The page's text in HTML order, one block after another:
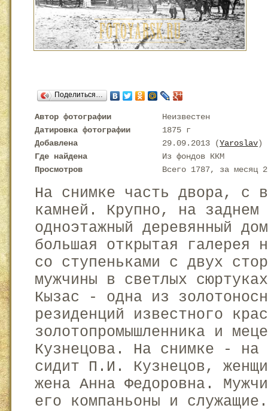
Поделиться…
Автор фотографии
Неизвестен
Датировка фотографии
1875 г
Добавлена
29.09.2013 (Yaroslav)
Где найдена
Из фондов ККМ
Просмотров
Всего 1787, за месяц
На снимке часть двора, с
камней. Крупно, на заднем
одноэтажный деревянный
большая открытая галерея
со ступеньками с двух
мужчины в светлых
Кызас - одна из
резиденций известного
золотопромышленника и
Кузнецова. На снимке - на
сидит П.И. Кузнецов,
жена Анна Федоровна.
его компаньоны и служащие.